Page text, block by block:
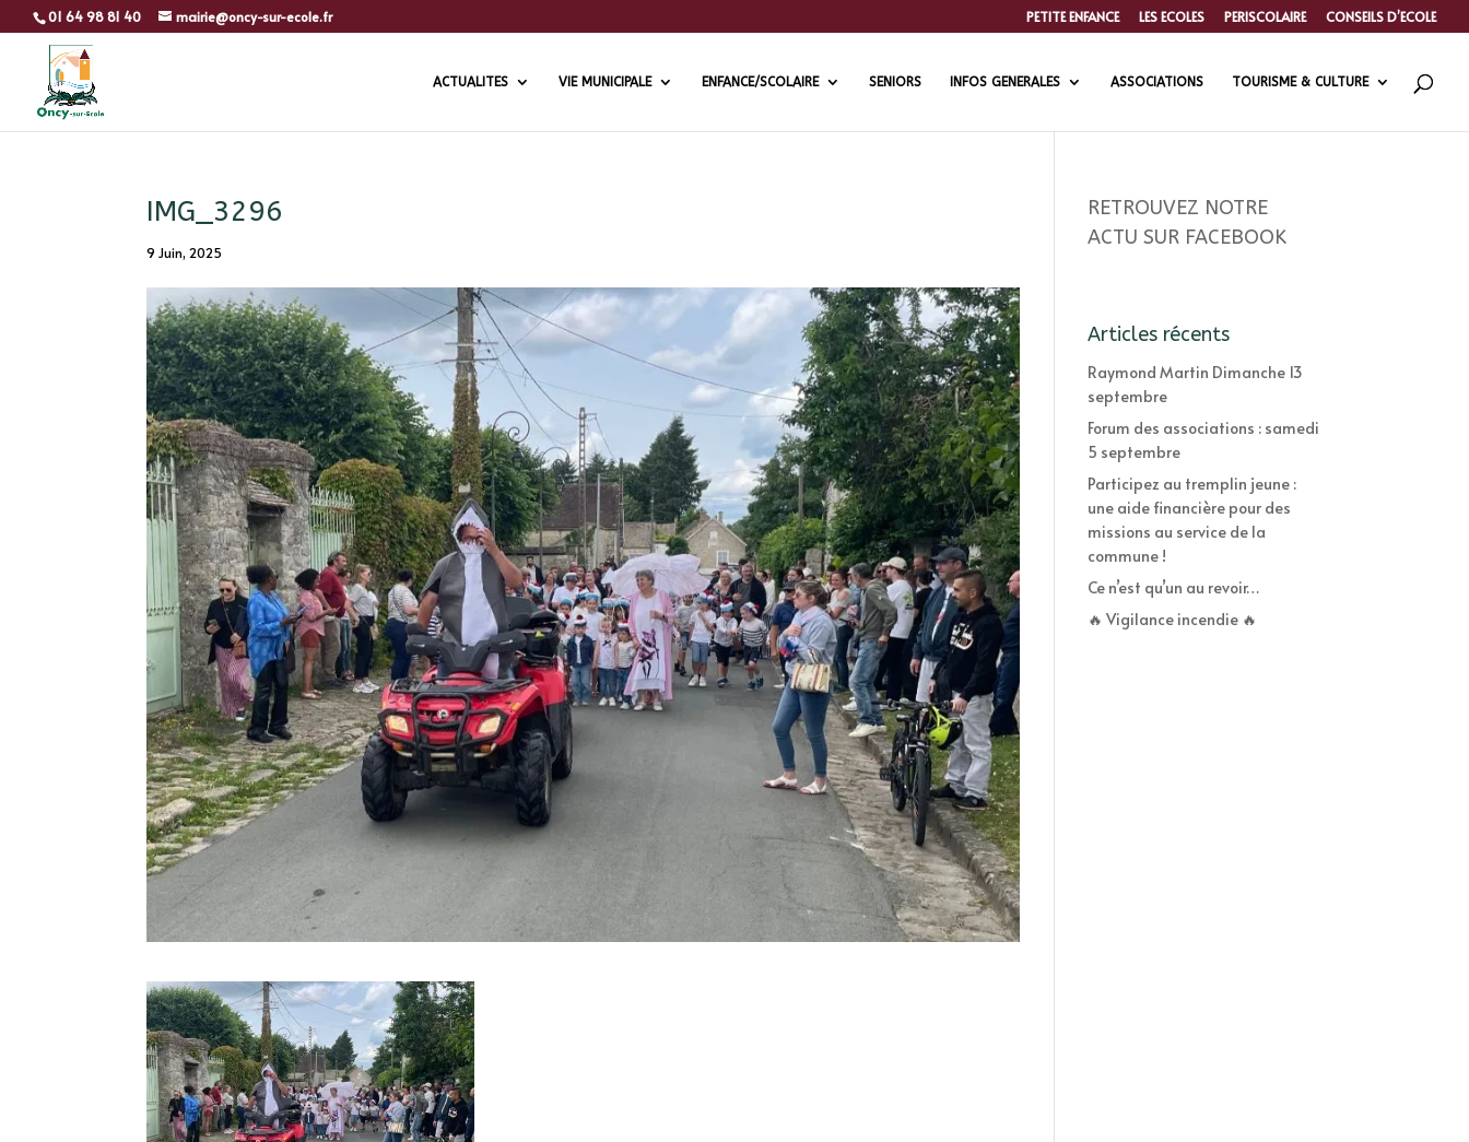
01 64 98 81 40 mairie@oncy-sur-ecole.fr PETITE ENFANCE LES ECOLES PERISCOLAIRE CONSEILS D’ECOLE
ACTUALITES VIE MUNICIPALE ENFANCE/SCOLAIRE SENIORS INFOS GENERALES ASSOCIATIONS TOURISME & CULTURE
IMG_3296
9 Juin, 2025
RETROUVEZ NOTRE
ACTU SUR FACEBOOK
Articles récents
Raymond Martin Dimanche 13
septembre
Forum des associations : samedi
5 septembre
Participez au tremplin jeune :
une aide financière pour des
missions au service de la
commune !
Ce n’est qu’un au revoir…
🔥 Vigilance incendie 🔥